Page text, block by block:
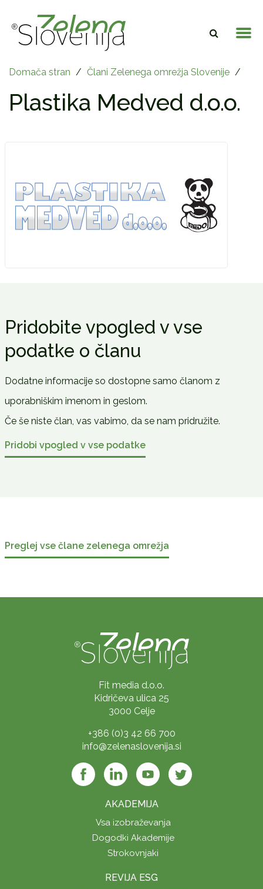
Domača stran / Člani Zelenega omrežja Slovenije /
Plastika Medved d.o.o.
Pridobite vpogled v vse
podatke o članu
Dodatne informacije so dostopne samo članom z
uporabniškim imenom in geslom.
Če še niste član, vas vabimo, da se nam pridružite.
Pridobi vpogled v vse podatke
Preglej vse člane zelenega omrežja
Fit media d.o.o.
Kidričeva ulica 25
3000 Celje
+386 (0)3 42 66 700
info@zelenaslovenija.si
AKADEMIJA
Vsa izobraževanja
Dogodki Akademije
Strokovnjaki
REVIJA ESG